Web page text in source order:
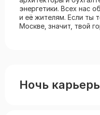
энергетики. Всех нас
и её жителям. Если ты
Москве, значит, твой
Ночь